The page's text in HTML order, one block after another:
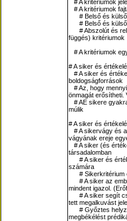
# A kritériumok
# A kritériumok
# Belső és
# Belső és
# Abszolút és
függés) kritériumok
# A kritériumok
# A siker és
# A siker és
boldogságforrások
# Az, hogy
önmagát erősítheti.
# AE sikere
múlik
# A siker és
# A sikervágy és
vágyának ereje
# A siker (és
társadalomban
# A siker és
számára
# Sikerkritérium
# A siker az
mindent igazol.
# A siker segít
tett megalkuvást
# Győztes
megbékélést